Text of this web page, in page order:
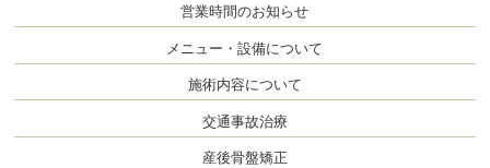
営業時間のお知らせ
メニュー・設備について
施術内容について
交通事故治療
産後骨盤矯正